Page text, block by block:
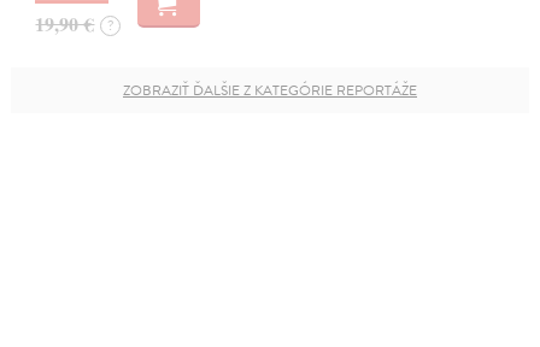
19,90 € ?
ZOBRAZIŤ ĎALŠIE Z KATEGÓRIE REPORTÁŽE